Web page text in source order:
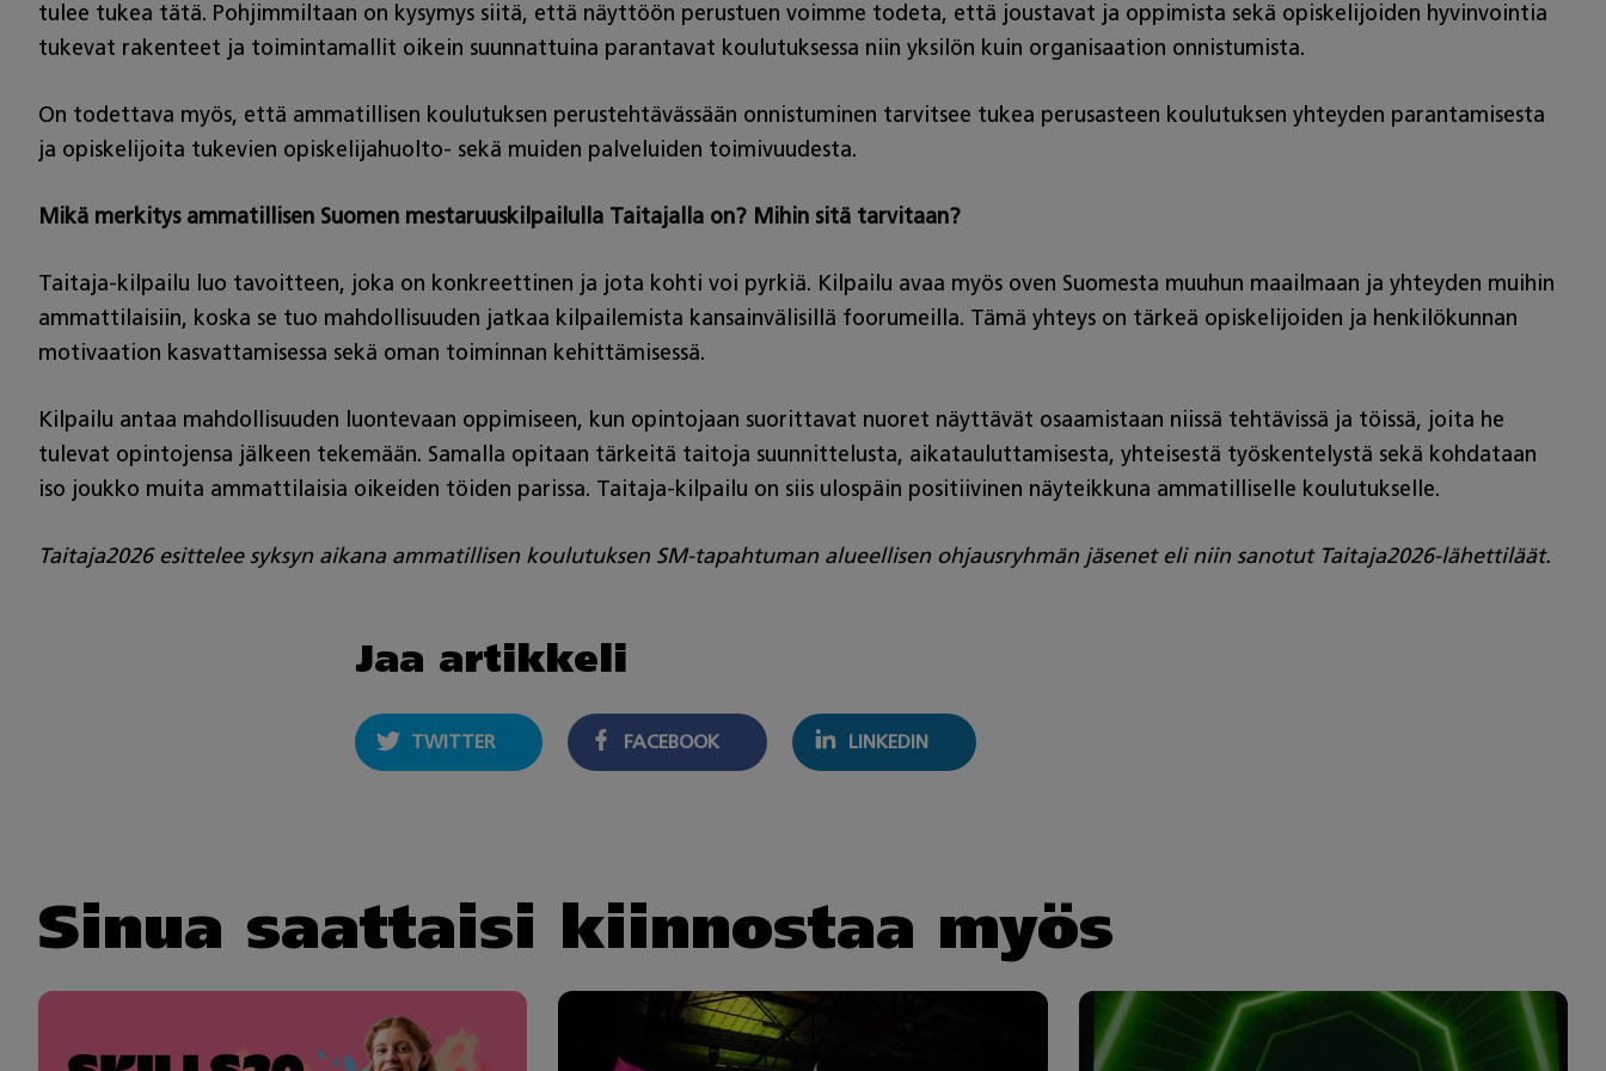
tulee tukea tätä. Pohjimmiltaan on kysymys siitä, että näyttöön perustuen voimme todeta, että joustavat ja oppimista sekä opiskelijoiden hyvinvointia
tukevat rakenteet ja toimintamallit oikein suunnattuina parantavat koulutuksessa niin yksilön kuin organisaation onnistumista.
On todettava myös, että ammatillisen koulutuksen perustehtävässään onnistuminen tarvitsee tukea perusasteen koulutuksen yhteyden parantamisesta
ja opiskelijoita tukevien opiskelijahuolto- sekä muiden palveluiden toimivuudesta.
Mikä merkitys ammatillisen Suomen mestaruuskilpailulla Taitajalla on? Mihin sitä tarvitaan?
Taitaja-kilpailu luo tavoitteen, joka on konkreettinen ja jota kohti voi pyrkiä. Kilpailu avaa myös oven Suomesta muuhun maailmaan ja yhteyden muihin
ammattilaisiin, koska se tuo mahdollisuuden jatkaa kilpailemista kansainvälisillä foorumeilla. Tämä yhteys on tärkeä opiskelijoiden ja henkilökunnan
motivaation kasvattamisessa sekä oman toiminnan kehittämisessä.
Kilpailu antaa mahdollisuuden luontevaan oppimiseen, kun opintojaan suorittavat nuoret näyttävät osaamistaan niissä tehtävissä ja töissä, joita he
tulevat opintojensa jälkeen tekemään. Samalla opitaan tärkeitä taitoja suunnittelusta, aikatauluttamisesta, yhteisestä työskentelystä sekä kohdataan
iso joukko muita ammattilaisia oikeiden töiden parissa. Taitaja-kilpailu on siis ulospäin positiivinen näyteikkuna ammatilliselle koulutukselle.
Taitaja2026 esittelee syksyn aikana ammatillisen koulutuksen SM-tapahtuman alueellisen ohjausryhmän jäsenet eli niin sanotut Taitaja2026-lähettiläät.
Jaa artikkeli
TWITTER FACEBOOK LINKEDIN
Sinua saattaisi kiinnostaa myös